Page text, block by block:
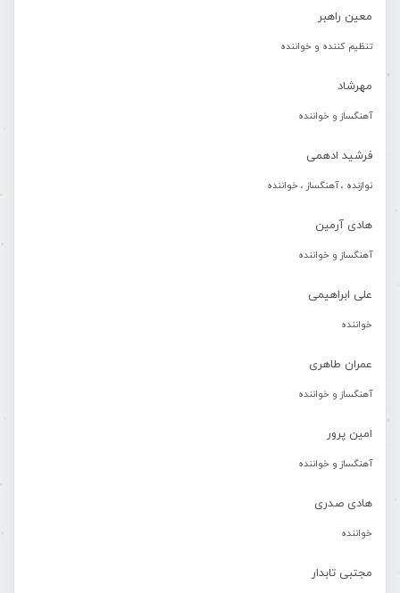
معین راهبر
تنظیم کننده و خواننده
مهرشاد
آهنگساز و خواننده
فرشید ادهمی
نوازنده ، آهنگساز ، خواننده
هادی آرمین
آهنگساز و خواننده
علی ابراهیمی
خواننده
عمران طاهری
آهنگساز و خواننده
امین پرور
آهنگساز و خواننده
هادی صدری
خواننده
مجتبی تابدار